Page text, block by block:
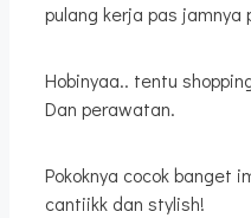
pulang kerja pas jamnya
Hobinyaa.. tentu
Dan perawatan.
Pokoknya cocok banget
cantiikk dan stylish!